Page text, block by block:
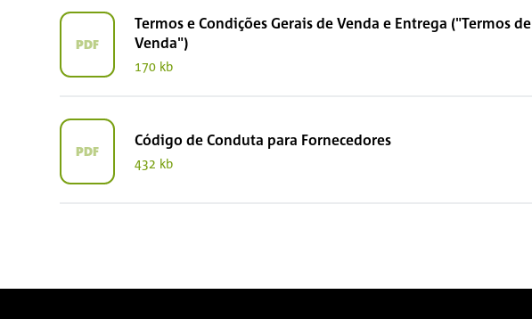
PDF
Termos e Condições Gerais de Venda e Entrega ("Termos de
Venda")
170 kb
PDF
Código de Conduta para Fornecedores
432 kb